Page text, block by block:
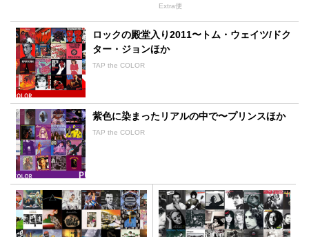
Extra便
ロックの殿堂入り2011〜トム・ウェイツ/ドク
ター・ジョンほか
TAP the COLOR
紫色に染まったリアルの中で〜プリンスほか
TAP the COLOR